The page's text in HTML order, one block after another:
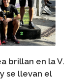
brillan en la V.
se llevan el